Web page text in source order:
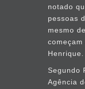
notado
pessoas
mesmo
Henrique.
Segundo
Agência